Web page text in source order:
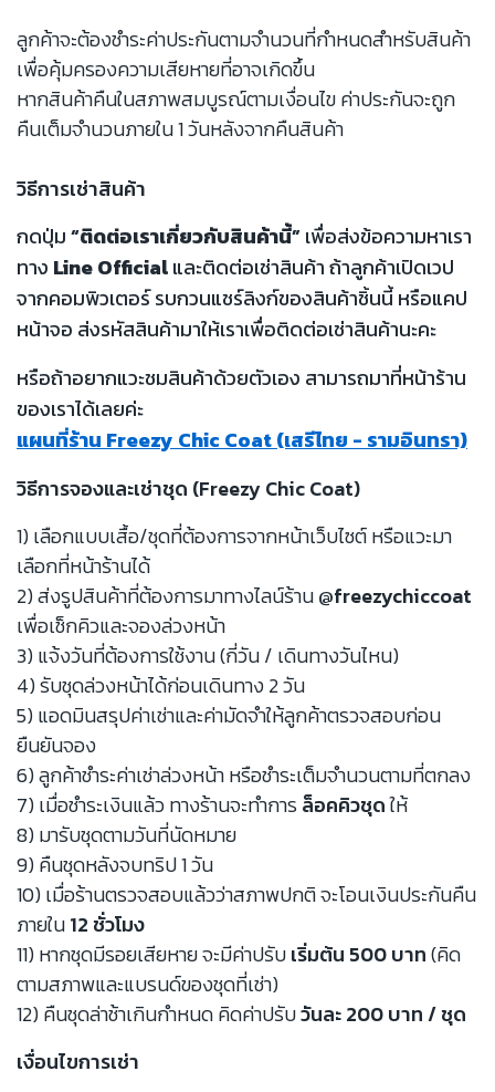
ลูกค้าจะต้องชำระค่าประกันตามจำนวนที่กำหนดสำหรับสินค้า
เพื่อคุ้มครองความเสียหายที่อาจเกิดขึ้น
หากสินค้าคืนในสภาพสมบูรณ์ตามเงื่อนไข ค่าประกันจะถูก
คืนเต็มจำนวนภายใน 1 วันหลังจากคืนสินค้า
วิธีการเช่าสินค้า
กดปุ่ม“ติดต่อเราเกี่ยวกับสินค้านี้”เพื่อส่งข้อความหาเรา
ทาง Line Officialและติดต่อเช่าสินค้า ถ้าลูกค้าเปิดเวป
จากคอมพิวเตอร์ รบกวนแชร์ลิงก์ของสินค้าชิ้นนี้ หรือแคป
หน้าจอ ส่งรหัสสินค้ามาให้เราเพื่อติดต่อเช่าสินค้านะคะ
หรือถ้าอยากแวะชมสินค้าด้วยตัวเอง สามารถมาที่หน้าร้าน
ของเราได้เลยค่ะ
แผนที่ร้าน Freezy Chic Coat (เสรีไทย - รามอินทรา)
วิธีการจองและเช่าชุด (Freezy Chic Coat)
1) เลือกแบบเสื้อ/ชุดที่ต้องการจากหน้าเว็บไซต์ หรือแวะมา
เลือกที่หน้าร้านได้
2) ส่งรูปสินค้าที่ต้องการมาทางไลน์ร้าน@freezychiccoat
เพื่อเช็กคิวและจองล่วงหน้า
3) แจ้งวันที่ต้องการใช้งาน (กี่วัน / เดินทางวันไหน)
4) รับชุดล่วงหน้าได้ก่อนเดินทาง 2 วัน
5) แอดมินสรุปค่าเช่าและค่ามัดจำให้ลูกค้าตรวจสอบก่อน
ยืนยันจอง
6) ลูกค้าชำระค่าเช่าล่วงหน้า หรือชำระเต็มจำนวนตามที่ตกลง
7) เมื่อชำระเงินแล้ว ทางร้านจะทำการล็อคคิวชุดให้
8) มารับชุดตามวันที่นัดหมาย
9) คืนชุดหลังจบทริป 1 วัน
10) เมื่อร้านตรวจสอบแล้วว่าสภาพปกติ จะโอนเงินประกันคืน
ภายใน12 ชั่วโมง
11) หากชุดมีรอยเสียหาย จะมีค่าปรับเริ่มต้น 500 บาท(คิด
ตามสภาพและแบรนด์ของชุดที่เช่า)
12) คืนชุดล่าช้าเกินกำหนด คิดค่าปรับวันละ 200 บาท / ชุด
เงื่อนไขการเช่า